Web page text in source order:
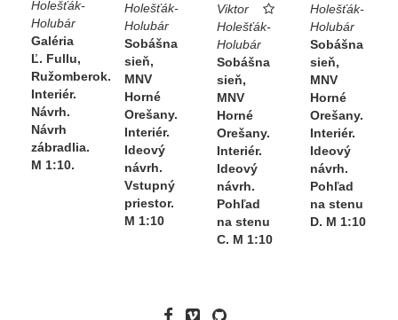
Holešťák-
Holubár
Galéria
Ľ. Fullu,
Ružomberok.
Interiér.
Návrh.
Návrh
zábradlia.
M 1:10.
Holešťák-
Holubár
Sobášna
sieň,
MNV
Horné
Orešany.
Interiér.
Ideový
návrh.
Vstupný
priestor.
M 1:10
Viktor
Holešťák-
Holubár
Sobášna
sieň,
MNV
Horné
Orešany.
Interiér.
Ideový
návrh.
Pohľad
na stenu
C. M 1:10
Holešťák-
Holubár
Sobášna
sieň,
MNV
Horné
Orešany.
Interiér.
Ideový
návrh.
Pohľad
na stenu
D. M 1:10